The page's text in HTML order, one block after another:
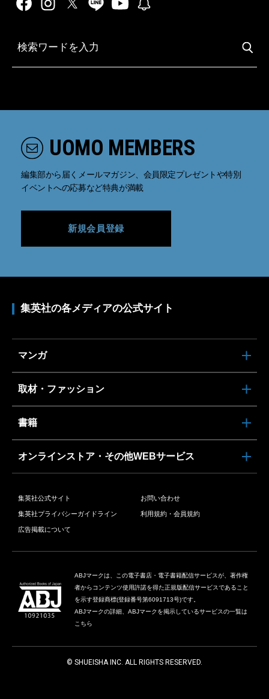
UOMO MEMBERS
編集部から届くメールマガジン、会員限定プレゼントや特別
イベントへの応募など特典が満載
新規会員登録
集英社の各メディアの公式サイト
マンガ
取材・ファッション
書籍
オンラインストア・その他WEBサービス
集英社公式サイト お問い合わせ
集英社プライバシーガイドライン 利用規約・会員規約
広告掲載について
ABJマークは、この電子書店・電子書籍配信サービスが、著作権
者からコンテンツ使用許諾を得た正規版配信サービスであること
を示す登録商標(登録番号第6091713号)です。
ABJマークの詳細、ABJマークを掲示しているサービスの一覧は
こちら
© SHUEISHA INC. ALL RIGHTS RESERVED.